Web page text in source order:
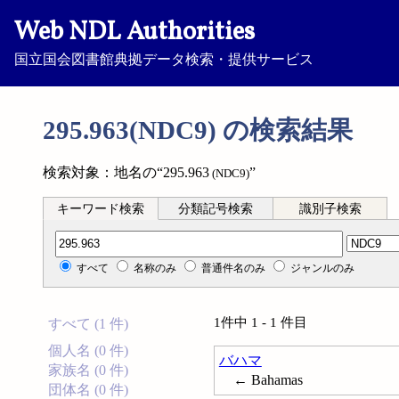
Web NDL Authorities
国立国会図書館典拠データ検索・提供サービス
295.963(NDC9) の検索結果
検索対象：地名の“295.963 (NDC9)”
キーワード検索 分類記号検索 識別子検索
分類記号検索
すべて 名称のみ 普通件名のみ ジャンルのみ
すべて (1 件)
個人名 (0 件)
家族名 (0 件)
団体名 (0 件)
1件中 1 - 1 件目
バハマ
← Bahamas